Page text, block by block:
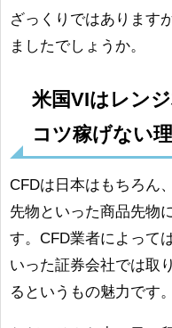
ざっくりではあります
ましたでしょうか。
米国VIはレン
コツ稼げない
CFDは日本はもちろん
先物といった商品先物
す。CFD業者によって
いった証券会社では取
るというもの魅力です。